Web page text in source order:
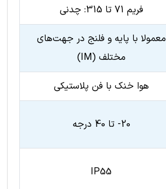
فریم 71 تا 315: چدنی
معمولا با پایه و فلنج در جهت‌های
مختلف (IM)
هوا خنک با فن پلاستیکی
20- تا 40 درجه
IP55